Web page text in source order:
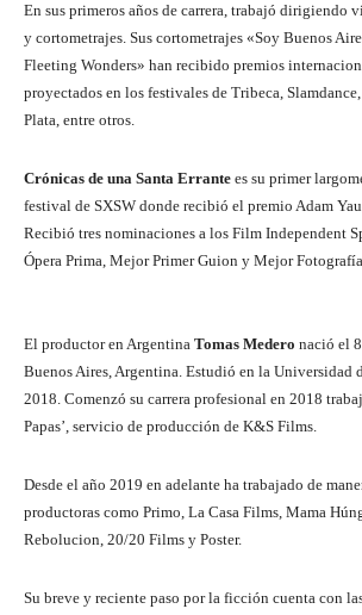
En sus primeros años de carrera, trabajó dirigiendo
y cortometrajes. Sus cortometrajes «Soy Buenos
Fleeting Wonders» han recibido premios
proyectados en los festivales de Tribeca,
Plata, entre otros.
Crónicas de una Santa Errante es su primer
festival de SXSW donde recibió el premio Adam
Recibió tres nominaciones a los Film Independent
Ópera Prima, Mejor Primer Guion y Mejor
El productor en Argentina Tomas Medero nació el
Buenos Aires, Argentina. Estudió en la Universidad
2018. Comenzó su carrera profesional en 2018
Papas’, servicio de producción de K&S Films.
Desde el año 2019 en adelante ha trabajado de
productoras como Primo, La Casa Films, Mama
Rebolucion, 20/20 Films y Poster.
Su breve y reciente paso por la ficción cuenta con